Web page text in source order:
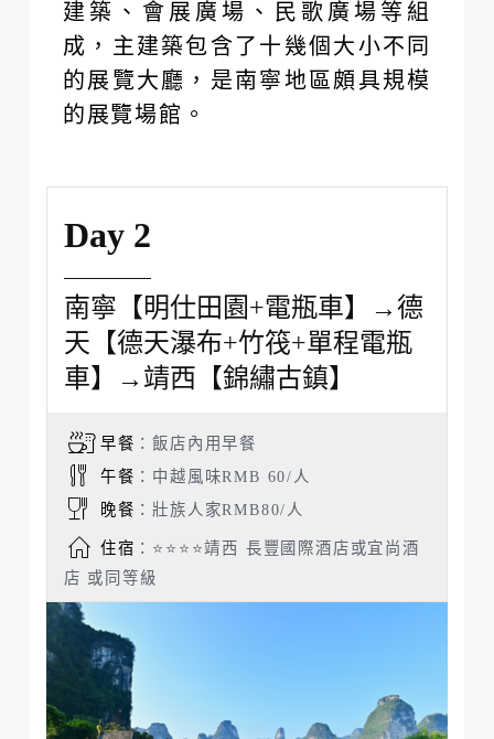
建築、會展廣場、民歌廣場等組
成，主建築包含了十幾個大小不同
的展覽大廳，是南寧地區頗具規模
的展覽場館。
Day 2
南寧【明仕田園+電瓶車】→德
天【德天瀑布+竹筏+單程電瓶
車】→靖西【錦繡古鎮】
早餐 ：飯店內用早餐
午餐 ：中越風味RMB 60/人
晚餐 ：壯族人家RMB80/人
住宿 ：⭐⭐⭐⭐靖西 長豐國際酒店或宜尚酒
店 或同等級